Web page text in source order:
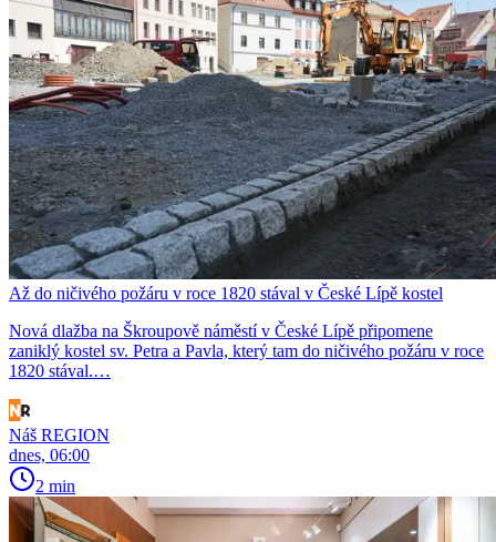
Až do ničivého požáru v roce 1820 stával v České Lípě kostel
Nová dlažba na Škroupově náměstí v České Lípě připomene
zaniklý kostel sv. Petra a Pavla, který tam do ničivého požáru v roce
1820 stával.…
Náš REGION
dnes, 06:00
2 min